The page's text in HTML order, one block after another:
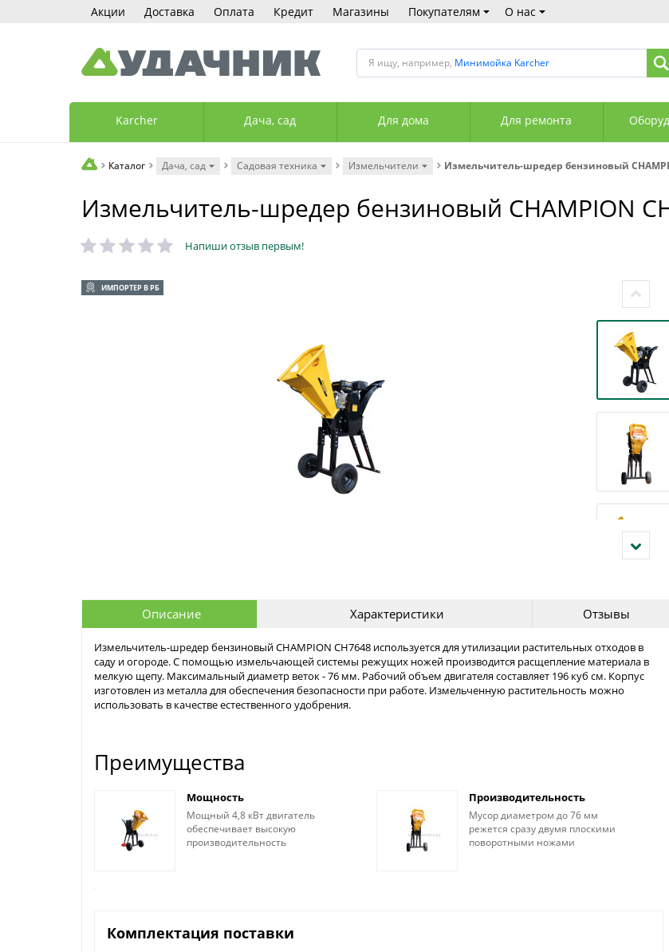
Акции Доставка Оплата Кредит Магазины Покупателям О нас
Я ищу, например, Минимойка Karcher
Karcher Дача, сад Для дома Для ремонта
Каталог Дача, сад Садовая техника Измельчители Измельчитель-шредер бензиновый
Измельчитель-шредер бензиновый CHAMPION
Напиши отзыв первым!
ИМПОРТЕР В РБ
Описание Характеристики Отзывы
Измельчитель-шредер бензиновый CHAMPION CH7648 используется для утилизации растительных отходов в
саду и огороде. С помощью измельчающей системы режущих ножей производится расщепление материала в
мелкую щепу. Максимальный диаметр веток - 76 мм. Рабочий объем двигателя составляет 196 куб см. Корпус
изготовлен из металла для обеспечения безопасности при работе. Измельченную растительность можно
использовать в качестве естественного удобрения.
Преимущества
Мощность
Мощный 4,8 кВт двигатель
обеспечивает высокую
производительность
Производительность
Мусор диаметром до 76 мм
режется сразу двумя плоскими
поворотными ножами
Комплектация поставки